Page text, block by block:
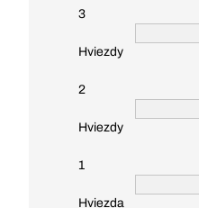
3
Hviezdy
2
Hviezdy
1
Hviezda